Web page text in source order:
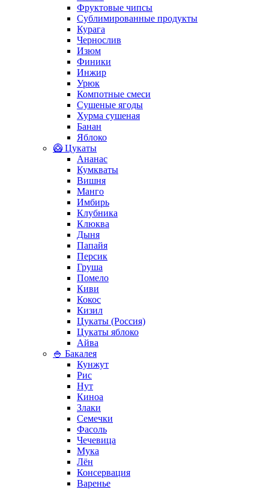
Фруктовые чипсы
Сублимированные продукты
Курага
Чернослив
Изюм
Финики
Инжир
Урюк
Компотные смеси
Сушеные ягоды
Хурма сушеная
Банан
Яблоко
🥝 Цукаты
Ананас
Кумкваты
Вишня
Манго
Имбирь
Клубника
Клюква
Дыня
Папайя
Персик
Груша
Помело
Киви
Кокос
Кизил
Цукаты (Россия)
Цукаты яблоко
Айва
🍚 Бакалея
Кунжут
Рис
Нут
Киноа
Злаки
Семечки
Фасоль
Чечевица
Мука
Лён
Консервация
Варенье